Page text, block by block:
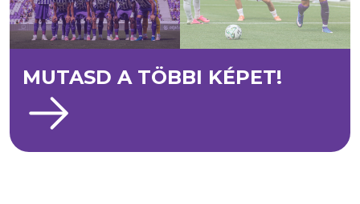
MUTASD A TÖBBI KÉPET!